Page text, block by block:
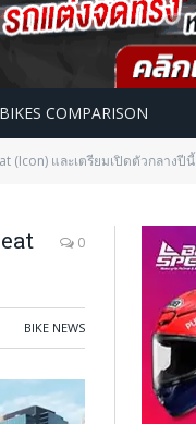
BIKES COMPARISON
(Icon) และเตรียมเปิดตัวกลางปีนี้
0
BIKE NEWS